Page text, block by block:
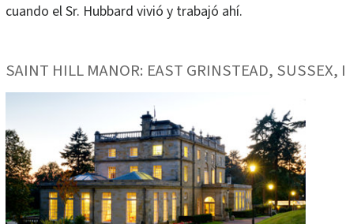
cuando el Sr. Hubbard vivió y trabajó ahí.
SAINT HILL MANOR: EAST GRINSTEAD, SUSSEX,